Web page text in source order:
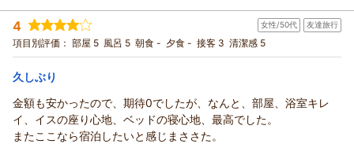
るようご用意しておりますので、お役に立てましたことを嬉し
く存じます。
また、朝食につきましても、豊富なサラダやデザートをお楽し
みいただけたとのこと、何よりでございます。一方で、お惣菜
や肉料理などの品数につきましては、ご期待に沿えず申し訳な
の参考とさせていただきます。
これからも幅広いお客様にご満足いただけるホテルを目指して
努めてまいります。
宿泊時期： 2026年06月宿泊 (一人旅)
投稿者： もぐさん(男性/60代)
宿泊プラン： 【じゃらんスペシャルウィーク】【素泊り】宿泊以外は不要・
シンプルステイプラン！
シングル 食事なし
宿泊価格帯：
リッチモンドホテル東京武蔵野からの返信
この度はリッチモンドホテル東京武蔵野にご宿泊いただきまし
4 女性/50代 友達旅行
項目別評価： 部屋 5 風呂 5 朝食 - 夕食 - 接客 3 清潔感 5
久しぶり
金額も安かったので、期待0でしたが、なんと、部屋、浴室キレ
イ、イスの座り心地、ベッドの寝心地、最高でした。
またここなら宿泊したいと感じまささた。